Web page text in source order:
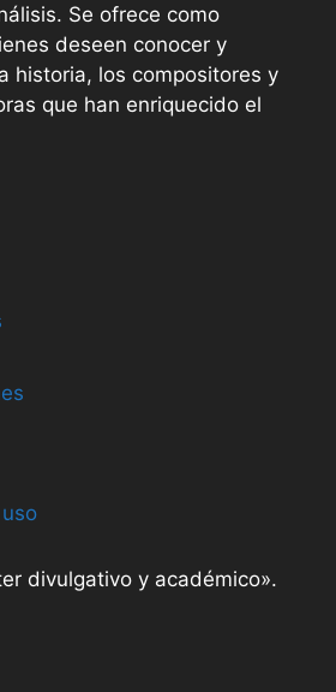
Se ofrece como
deseen conocer y
historia, los compositores y
que han enriquecido el
divulgativo y académico».